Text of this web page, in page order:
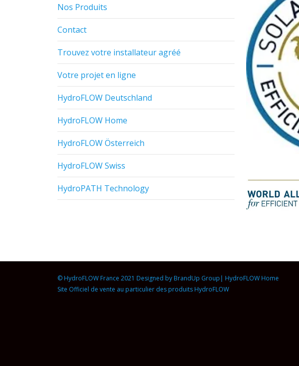
Nos Produits
Contact
Trouvez votre installateur agréé
Votre projet en ligne
HydroFLOW Deutschland
HydroFLOW Home
HydroFLOW Österreich
HydroFLOW Swiss
HydroPATH Technology
© HydroFLOW France 2021 Designed by BrandUp Group | HydroFLOW Home
Site Officiel de vente au particulier des produits HydroFLOW